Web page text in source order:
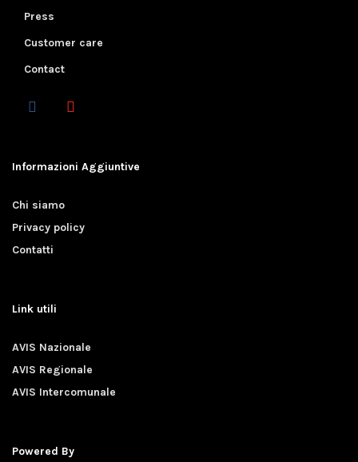
Press
Customer care
Contact
Informazioni Aggiuntive
Chi siamo
Privacy policy
Contatti
Link utili
AVIS Nazionale
AVIS Regionale
AVIS Intercomunale
Powered By